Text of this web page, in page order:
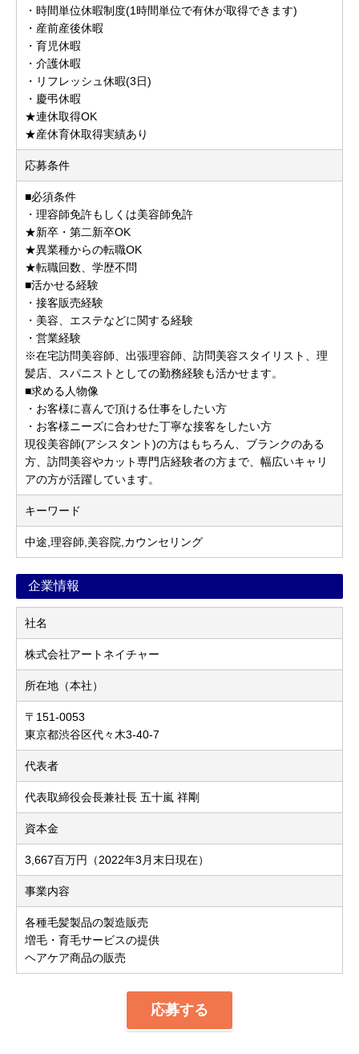
・時間単位休暇制度(1時間単位で有休が取得できます)
・産前産後休暇
・育児休暇
・介護休暇
・リフレッシュ休暇(3日)
・慶弔休暇
★連休取得OK
★産休育休取得実績あり
応募条件
■必須条件
・理容師免許もしくは美容師免許
★新卒・第二新卒OK
★異業種からの転職OK
★転職回数、学歴不問
■活かせる経験
・接客販売経験
・美容、エステなどに関する経験
・営業経験
※在宅訪問美容師、出張理容師、訪問美容スタイリスト、理
髪店、スパニストとしての勤務経験も活かせます。
■求める人物像
・お客様に喜んで頂ける仕事をしたい方
・お客様ニーズに合わせた丁寧な接客をしたい方
現役美容師(アシスタント)の方はもちろん、ブランクのある
方、訪問美容やカット専門店経験者の方まで、幅広いキャリ
アの方が活躍しています。
キーワード
中途,理容師,美容院,カウンセリング
企業情報
社名
株式会社アートネイチャー
所在地（本社）
〒151-0053
東京都渋谷区代々木3-40-7
代表者
代表取締役会長兼社長 五十嵐 祥剛
資本金
3,667百万円（2022年3月末日現在）
事業内容
各種毛髪製品の製造販売
増毛・育毛サービスの提供
ヘアケア商品の販売
応募する